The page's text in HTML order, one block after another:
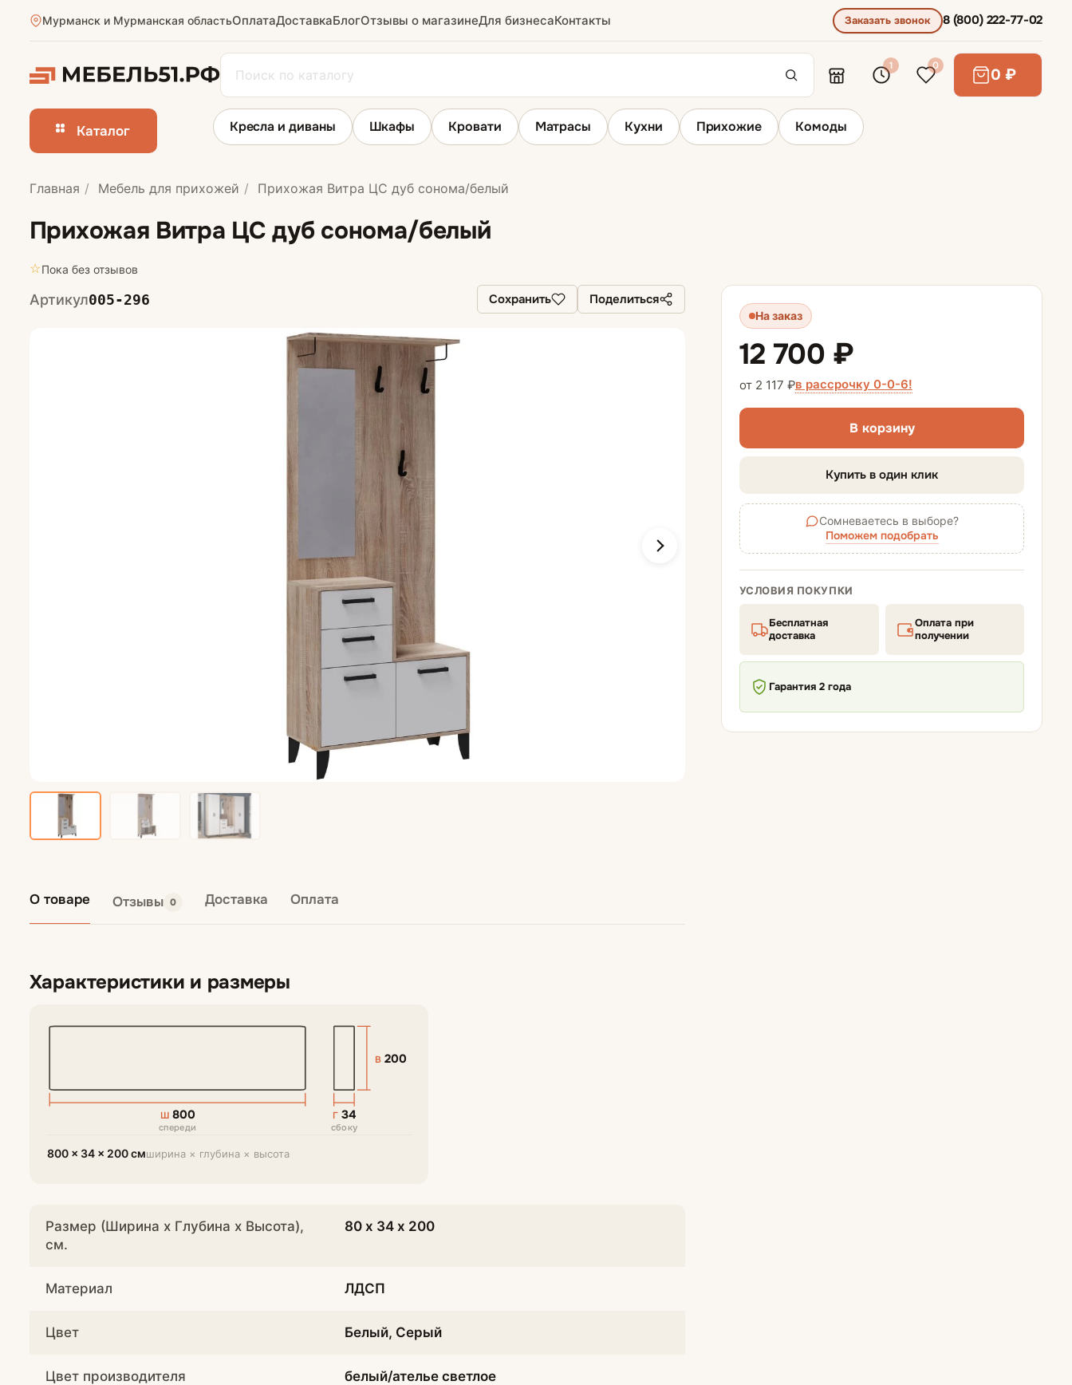
Мурманск и Мурманская областьОплатаДоставкаБлогОтзывы о магазинеДля бизнесаКонтакты Заказать звонок 8 (800) 222-77-02
1 0 0 ₽
Каталог
Большие прихожие
С сиденьем
Шкафы-купе
Распашные шкафы
Обувницы
Кресла и диваны Шкафы Кровати Матрасы Кухни Прихожие Комоды
Главная Мебель для прихожей Прихожая Витра ЦС дуб сонома/белый
Прихожая Витра ЦС дуб сонома/белый
☆Пока без отзывов
Артикул005-296 Сохранить Поделиться
О товаре Отзывы 0 Доставка Оплата
Характеристики и размеры
Ш800 Г34
В200
спереди сбоку
800 × 34 × 200 смширина × глубина × высота
Размер (Ширина х Глубина х Высота),
см.
80 х 34 х 200
Материал ЛДСП
Цвет Белый, Серый
Цвет производителя белый/ателье светлое
На заказ
12 700 ₽
от 2 117 ₽в рассрочку 0-0-6!
В корзину
Купить в один клик
Сомневаетесь в выборе?
Поможем подобрать
УСЛОВИЯ ПОКУПКИ
Бесплатная
доставка
Оплата при
получении
Гарантия 2 года